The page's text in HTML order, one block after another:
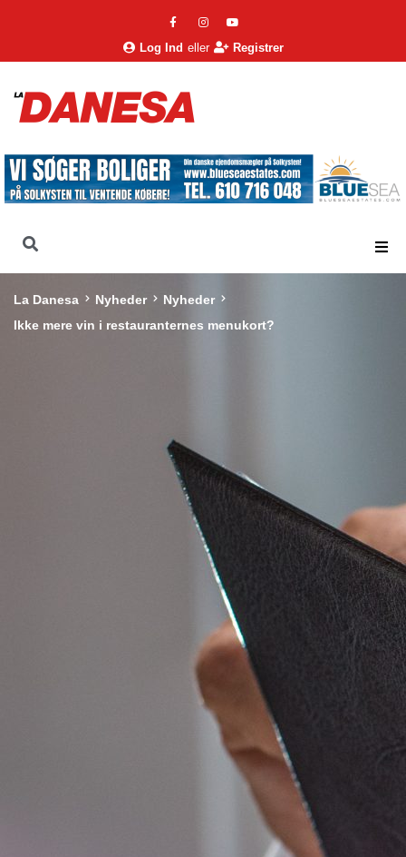
Log Ind eller Registrer
La Danesa Nyheder
Nyheder
Ikke mere vin i restauranternes menukort?